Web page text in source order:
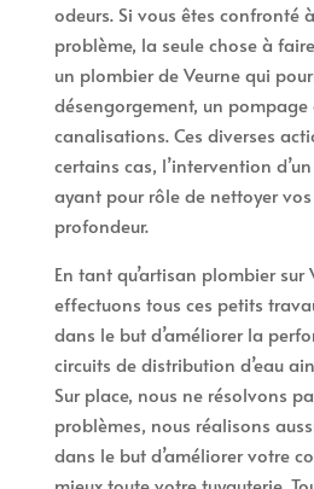
odeurs. Si vous êtes confronté
problème, la seule chose à
un plombier de Veurne qui
désengorgement, un pompage
canalisations. Ces diverses
certains cas, l’intervention
ayant pour rôle de nettoyer
profondeur.
En tant qu’artisan plombier sur
effectuons tous ces petits
dans le but d’améliorer la
circuits de distribution d’eau
Sur place, nous ne résolvons
problèmes, nous réalisons
dans le but d’améliorer votre